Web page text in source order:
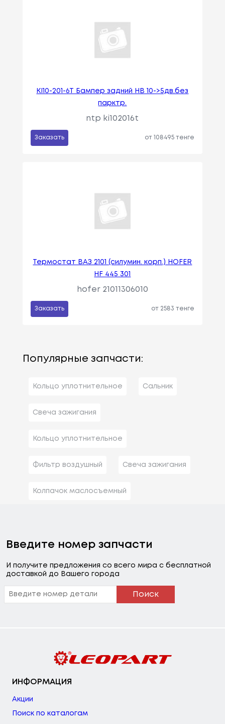
KI10-201-6T Бампер задний HB 10->5дв.без
парктр.
ntp ki102016t
Заказать от 108495 тенге
Термостат ВАЗ 2101 (силумин. корп.) HOFER
HF 445 301
hofer 21011306010
Заказать от 2583 тенге
Популярные запчасти:
Кольцо уплотнительное Сальник
Свеча зажигания
Кольцо уплотнительное
Фильтр воздушный Свеча зажигания
Колпачок маслосъемный
Введите номер запчасти
И получите предложения со всего мира с бесплатной
доставкой до Вашего города
Поиск
ИНФОРМАЦИЯ
Акции
Поиск по каталогам